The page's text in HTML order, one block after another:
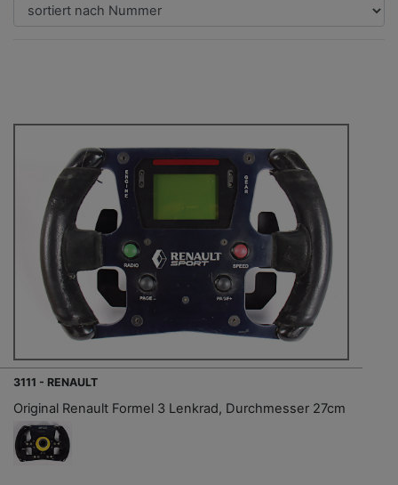
3111 - RENAULT
Original Renault Formel 3 Lenkrad, Durchmesser 27cm